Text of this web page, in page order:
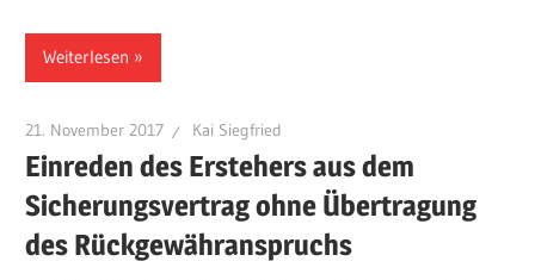
Weiterlesen
21. November 2017 Kai Siegfried
Einreden des Erstehers aus dem
Sicherungsvertrag ohne Übertragung
des Rückgewähranspruchs